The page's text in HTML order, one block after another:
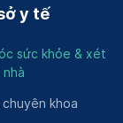
y tế
sức khỏe & xét
chuyên khoa